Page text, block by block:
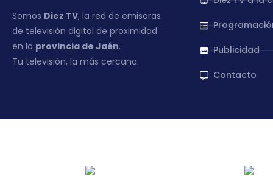
Somos Diez TV, la red de emisoras
de televisión digital de proximidad
en la provincia de Jaén.
Tu televisión, la más cercana.
Publicidad
Contacto